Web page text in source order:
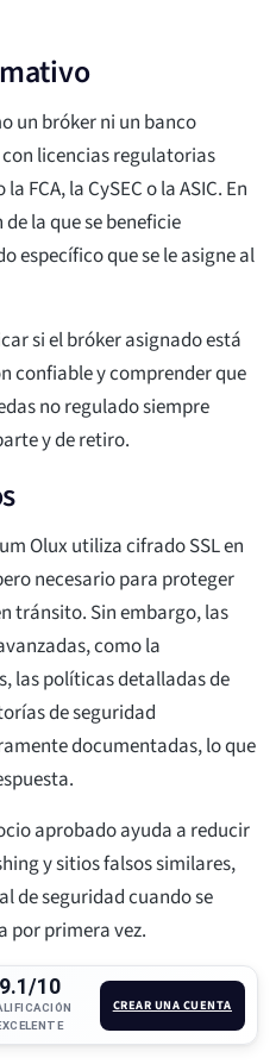
un bróker ni un banco
licencias regulatorias
FCA, la CySEC o la ASIC. En
la que se beneficie
específico que se le asigne al
si el bróker asignado está
confiable y comprender que
no regulado siempre
y de retiro.
Olux utiliza cifrado SSL en
necesario para proteger
tránsito. Sin embargo, las
como la
las políticas detalladas de
de seguridad
documentadas, lo que
aprobado ayuda a reducir
y sitios falsos similares,
de seguridad cuando se
por primera vez.
9.1/10
CREAR UNA CUENTA